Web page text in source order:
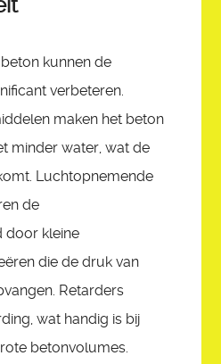
kunnen de
verbeteren.
maken het beton
minder water, wat de
Luchtopnemende
de
door kleine
die de druk van
Retarders
wat handig is bij
betonvolumes.